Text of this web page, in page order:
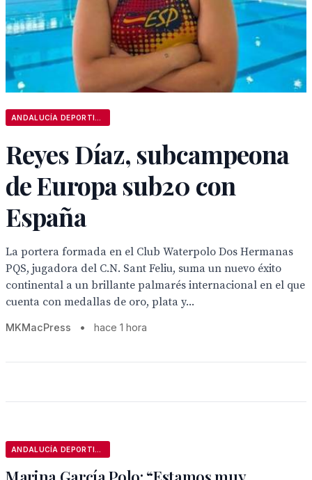
Reyes Díaz, subcampeona
de Europa sub20 con
España
La portera formada en el Club Waterpolo Dos Hermanas
PQS, jugadora del C.N. Sant Feliu, suma un nuevo éxito
continental a un brillante palmarés internacional en el que
cuenta con medallas de oro, plata y...
MKMacPress • hace 1 hora